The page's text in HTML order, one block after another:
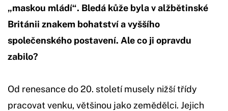
„maskou mládí“. Bledá kůže byla v alžbětinské
Británii znakem bohatství a vyššího
společenského postavení. Ale co ji opravdu
zabilo?
Od renesance do 20. století musely nižší třídy
pracovat venku, většinou jako zemědělci. Jejich